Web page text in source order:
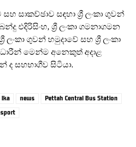
සාකච්ඡාව සඳහා ශ්‍රී ලංකා ගුවන්
එදිරිසිංහ, ශ්‍රී ලංකා ගමනාගමන
ගුවන් හමුදාවේ සහ ශ්‍රී ලංකා
මෙන්ම අනෙකුත් අදාළ
සහභාගීව සිටියා.
lka news
Pettah Central Bus Station